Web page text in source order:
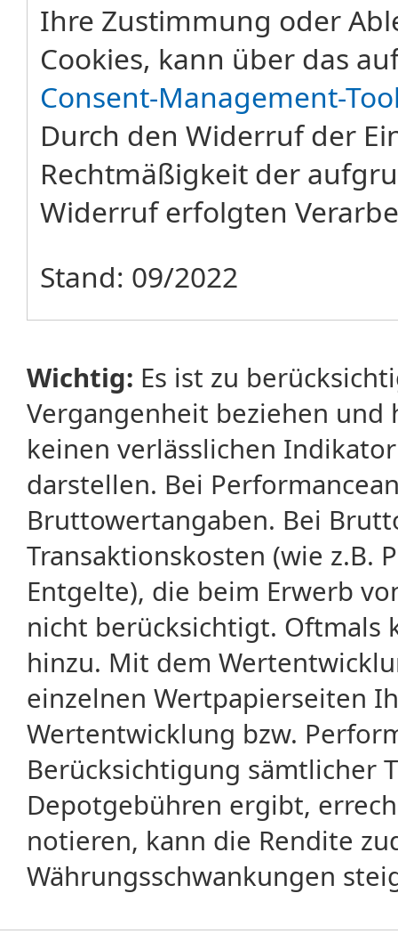
Ihre Zustimmung oder
Cookies, kann über das
Consent-Management-
Durch den Widerruf der
Rechtmäßigkeit der
Widerruf erfolgten
Stand: 09/2022
Wichtig: Es ist zu
Vergangenheit beziehen
keinen verlässlichen
darstellen. Bei
Bruttowertangaben. Bei
Transaktionskosten (wie z.B.
Entgelte), die beim Erwerb
nicht berücksichtigt. Oftmals
hinzu. Mit dem
einzelnen Wertpapierseiten
Wertentwicklung bzw.
Berücksichtigung sämtlicher
Depotgebühren ergibt,
notieren, kann die Rendite
Währungsschwankungen